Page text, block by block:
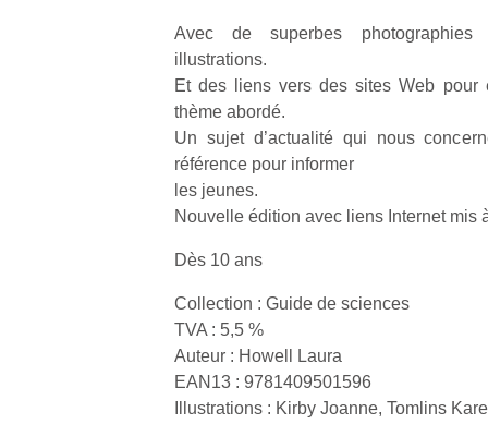
Avec de superbes
illustrations.
Et des liens vers des sites Web pour
thème abordé.
Un sujet d’actualité qui nous
référence pour informer
les jeunes.
Nouvelle édition avec liens Internet mis
Dès 10 ans
Collection : Guide de sciences
TVA : 5,5 %
Auteur : Howell Laura
EAN13 : 9781409501596
Illustrations : Kirby Joanne, Tomlins